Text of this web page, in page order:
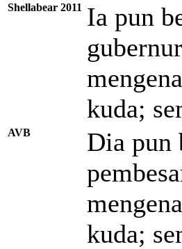
Shellabear 2011 Ia pun
kuda;
AVB
Dia pun
kuda;